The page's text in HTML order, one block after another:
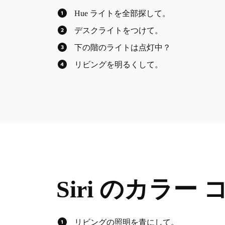
Hue ライトを全部探して。
デスクライトをつけて。
下の階のライトは点灯中？
リビングを明るくして。
Siri のカラー
リビングの照明を青にして。